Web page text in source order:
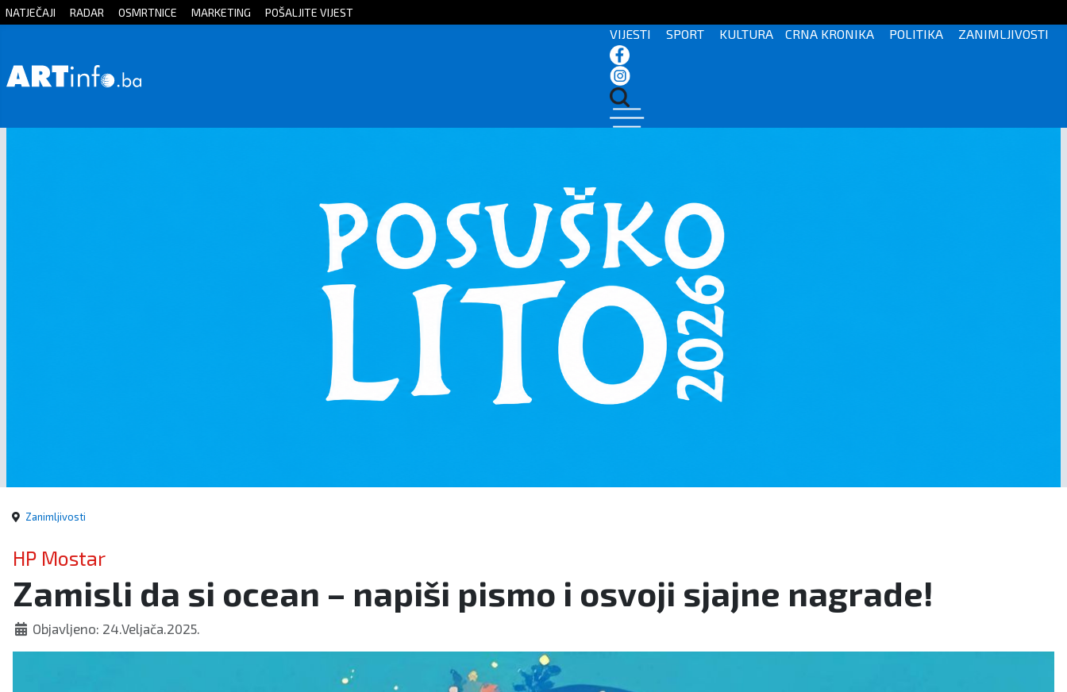
Početna
NATJEČAJI RADAR OSMRTNICE MARKETING POŠALJITE VIJEST
VIJESTI SPORT KULTURA CRNA KRONIKA POLITIKA ZANIMLJIVOSTI
Zanimljivosti
HP Mostar
Zamisli da si ocean – napiši pismo i osvoji sjajne nagrade!
Objavljeno: 24.Veljača.2025.